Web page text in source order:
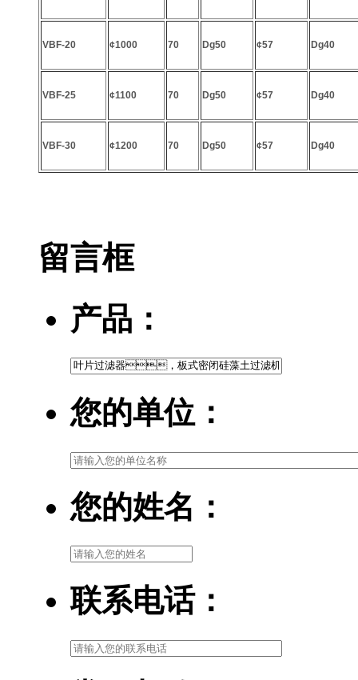
VBF-20 ¢1000 70 Dg50 ¢57 Dg40
VBF-25 ¢1100 70 Dg50 ¢57 Dg40
VBF-30 ¢1200 70 Dg50 ¢57 Dg40
留言框
产品：
您的单位：
您的姓名：
联系电话：